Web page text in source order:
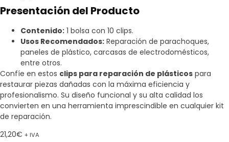
Presentación del Producto
Contenido: 1 bolsa con 10 clips.
Usos Recomendados: Reparación de parachoques,
paneles de plástico, carcasas de electrodomésticos,
entre otros.
Confíe en estos clips para reparación de plásticos para
restaurar piezas dañadas con la máxima eficiencia y
profesionalismo. Su diseño funcional y su alta calidad los
convierten en una herramienta imprescindible en cualquier kit
de reparación.
21,20€ + IVA